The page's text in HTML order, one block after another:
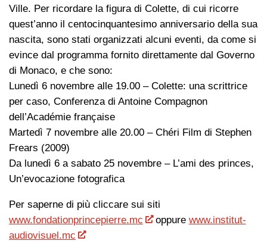
Ville. Per ricordare la figura di Colette, di cui ricorre
quest’anno il centocinquantesimo anniversario della sua
nascita, sono stati organizzati alcuni eventi, da come si
evince dal programma fornito direttamente dal Governo
di Monaco, e che sono:
Lunedì 6 novembre alle 19.00 – Colette: una scrittrice
per caso, Conferenza di Antoine Compagnon
dell’Académie française
Martedì 7 novembre alle 20.00 – Chéri Film di Stephen
Frears (2009)
Da lunedì 6 a sabato 25 novembre – L’ami des princes,
Un’evocazione fotografica
Per saperne di più cliccare sui siti
www.fondationprincepierre.mc
oppure www.institut-
audiovisuel.mc